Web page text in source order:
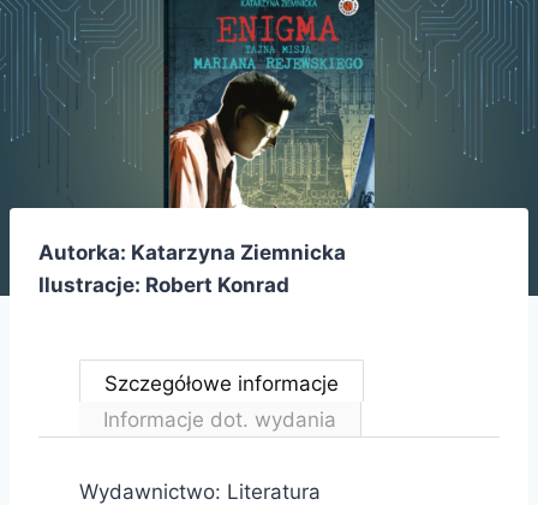
Autorka: Katarzyna Ziemnicka
Ilustracje: Robert Konrad
Szczegółowe informacje
Informacje dot. wydania
Wydawnictwo: Literatura